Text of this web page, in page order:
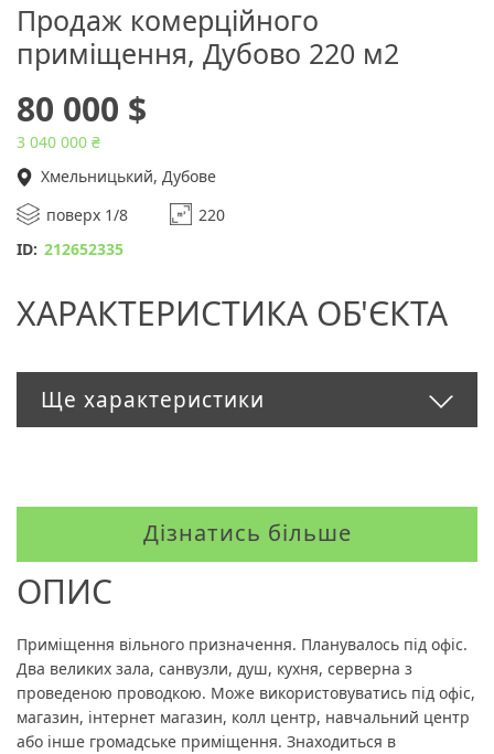
Продаж комерційного
приміщення, Дубово 220 м2
80 000 $
3 040 000 ₴
Хмельницький, Дубове
поверх 1/8
220
ID: 212652335
ХАРАКТЕРИСТИКА ОБ'ЄКТА
Ще характеристики
Дізнатись більше
ОПИС
Приміщення вільного призначення. Планувалось під офіс.
Два великих зала, санвузли, душ, кухня, серверна з
проведеною проводкою. Може використовуватись під офіс,
магазин, інтернет магазин, колл центр, навчальний центр
або інше громадське приміщення. Знаходиться в